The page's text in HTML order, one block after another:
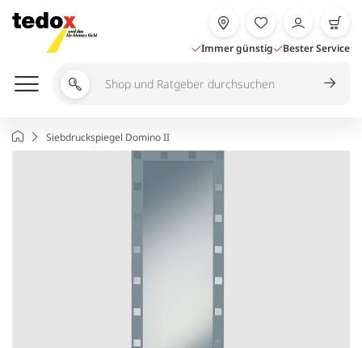
Inhalt
springen
Immer günstig Bester Service
Shop
durchsuchen
StartseiteSiebdruckspiegel Domino II